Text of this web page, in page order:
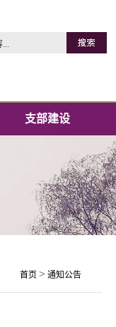
支部建设
首页 > 通知公告